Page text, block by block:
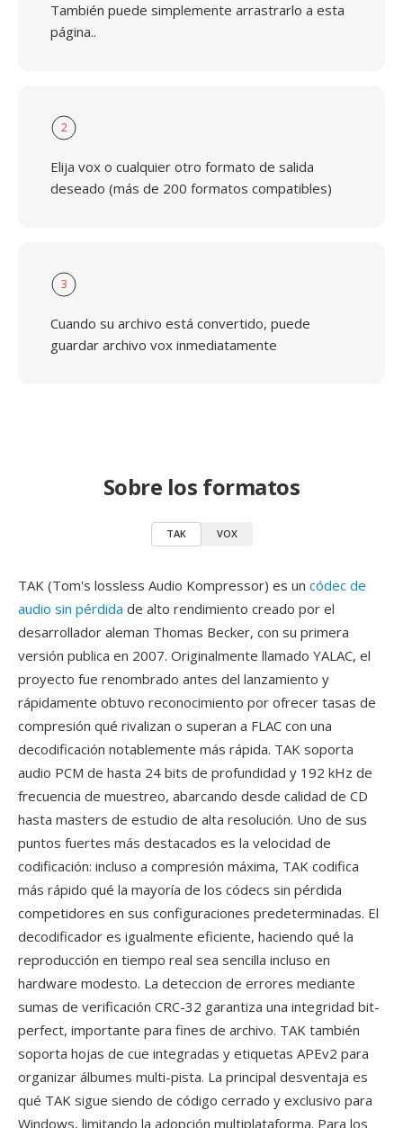
También puede simplemente arrastrarlo a esta
página..
2
Elija vox o cualquier otro formato de salida
deseado (más de 200 formatos compatibles)
3
Cuando su archivo está convertido, puede
guardar archivo vox inmediatamente
Sobre los formatos
TAK VOX
TAK (Tom's lossless Audio Kompressor) es un códec de
audio sin pérdida de alto rendimiento creado por el
desarrollador aleman Thomas Becker, con su primera
versión publica en 2007. Originalmente llamado YALAC, el
proyecto fue renombrado antes del lanzamiento y
rápidamente obtuvo reconocimiento por ofrecer tasas de
compresión qué rivalizan o superan a FLAC con una
decodificación notablemente más rápida. TAK soporta
audio PCM de hasta 24 bits de profundidad y 192 kHz de
frecuencia de muestreo, abarcando desde calidad de CD
hasta masters de estudio de alta resolución. Uno de sus
puntos fuertes más destacados es la velocidad de
codificación: incluso a compresión máxima, TAK codifica
más rápido qué la mayoría de los códecs sin pérdida
competidores en sus configuraciones predeterminadas. El
decodificador es igualmente eficiente, haciendo qué la
reproducción en tiempo real sea sencilla incluso en
hardware modesto. La deteccion de errores mediante
sumas de verificación CRC-32 garantiza una integridad bit-
perfect, importante para fines de archivo. TAK también
soporta hojas de cue integradas y etiquetas APEv2 para
organizar álbumes multi-pista. La principal desventaja es
qué TAK sigue siendo de código cerrado y exclusivo para
Windows, limitando la adopción multiplataforma. Para los